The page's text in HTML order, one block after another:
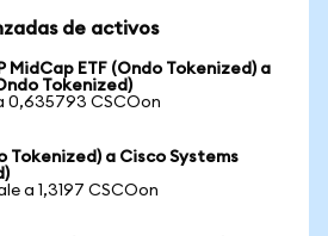
de activos
MidCap ETF (Ondo Tokenized) a
Tokenized)
0,635793 CSCOon
Tokenized) a Cisco Systems
a 1,3197 CSCOon